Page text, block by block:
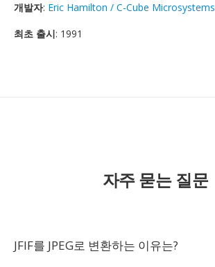
개발자: Eric Hamilton / C-Cube Microsystems
최초 출시: 1991
자주 묻는 질문
JFIF를 JPEG로 변환하는 이유는?